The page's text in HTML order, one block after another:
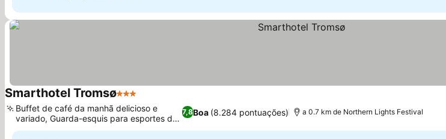
Smarthotel Tromsø3 Estrelas
7,8Boa (8.284 pontuações)
Buffet de café da manhã delicioso e
variado, Guarda-esquis para esportes de
inverno
a 0.7 km de Northern Lights Festival